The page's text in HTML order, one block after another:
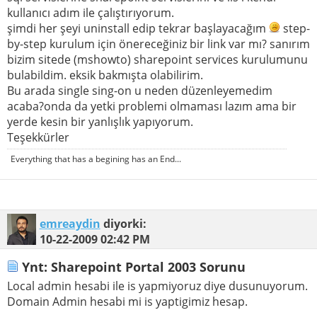
kullanıcı adım ile çalıştırıyorum.
şimdi her şeyi uninstall edip tekrar başlayacağım
step-
by-step kurulum için önereceğiniz bir link var mı? sanırım
bizim sitede (mshowto) sharepoint services kurulumunu
bulabildim. eksik bakmışta olabilirim.
Bu arada single sing-on u neden düzenleyemedim
acaba?onda da yetki problemi olmaması lazım ama bir
yerde kesin bir yanlışlık yapıyorum.
Teşekkürler
Everything that has a begining has an End...
emreaydin diyorki:
10-22-200902:42 PM
Ynt: Sharepoint Portal 2003 Sorunu
Local admin hesabi ile is yapmiyoruz diye dusunuyorum.
Domain Admin hesabi mi is yaptigimiz hesap.